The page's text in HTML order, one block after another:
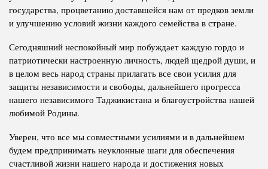
государства, процветанию доставшейся нам от предков земли
и улучшению условий жизни каждого семейства в стране.
Сегодняшний неспокойный мир побуждает каждую гордо и
патриотически настроенную личность, людей щедрой души, и
в целом весь народ страны прилагать все свои усилия для
защиты независимости и свободы, дальнейшего прогресса
нашего независимого Таджикистана и благоустройства нашей
любимой Родины.
Уверен, что все мы совместными усилиями и в дальнейшем
будем предпринимать неуклонные шаги для обеспечения
счастливой жизни нашего народа и достижения новых